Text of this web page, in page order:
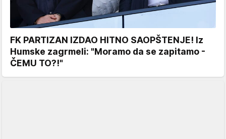
FK PARTIZAN IZDAO HITNO SAOPŠTENJE! Iz
Humske zagrmeli: "Moramo da se zapitamo -
ČEMU TO?!"